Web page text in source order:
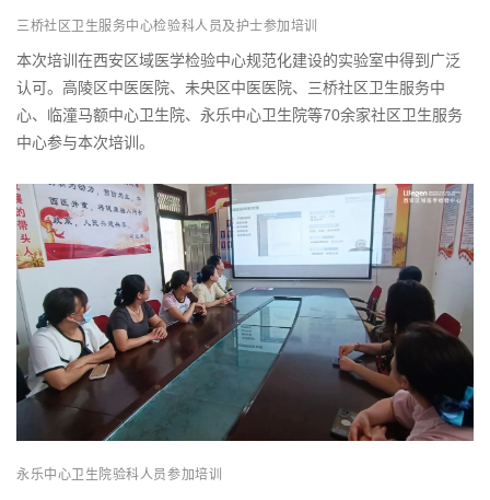
三桥社区卫生服务中心检验科人员及护士参加培训
本次培训在西安区域医学检验中心规范化建设的实验室中得到广泛
认可。高陵区中医医院、未央区中医医院、三桥社区卫生服务中
心、临潼马额中心卫生院、永乐中心卫生院等70余家社区卫生服务
中心参与本次培训。
永乐中心卫生院验科人员参加培训